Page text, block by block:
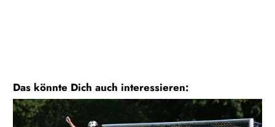
Das könnte Dich auch interessieren: